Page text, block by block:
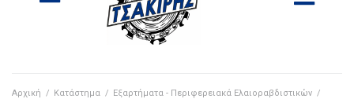
Αρχική / Κατάστημα / Εξαρτήματα - Περιφερειακά Ελαιοραβδιστικών /